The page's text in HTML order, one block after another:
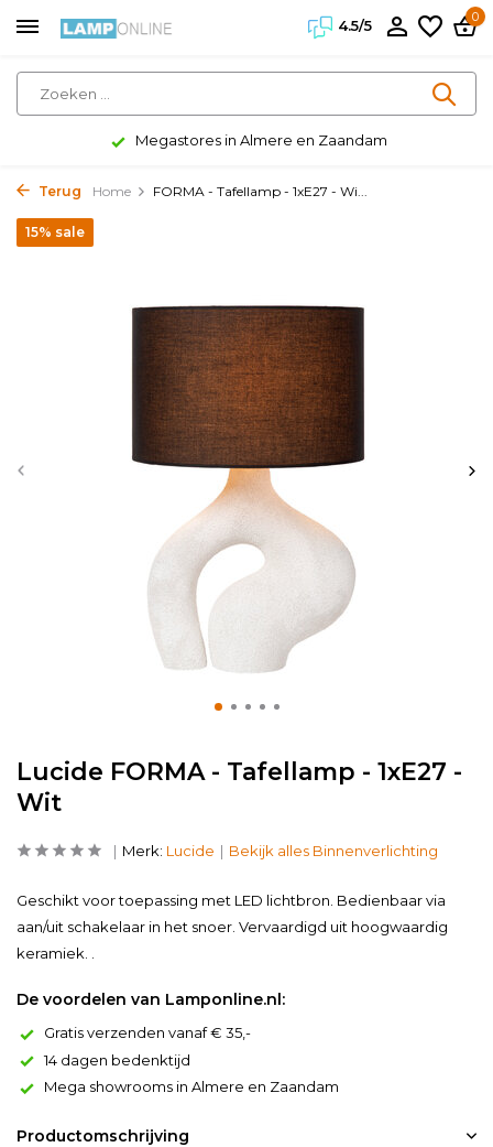
4.5/5
0
Megastores in Almere en Zaandam
Terug Home FORMA - Tafellamp - 1xE27 - Wi...
Lucide FORMA - Tafellamp - 1xE27 -
Wit
15% sale
Merk: Lucide Bekijk alles Binnenverlichting
Geschikt voor toepassing met LED lichtbron. Bedienbaar via
aan/uit schakelaar in het snoer. Vervaardigd uit hoogwaardig
keramiek. .
De voordelen van Lamponline.nl:
Gratis verzenden vanaf € 35,-
14 dagen bedenktijd
Mega showrooms in Almere en Zaandam
Productomschrijving